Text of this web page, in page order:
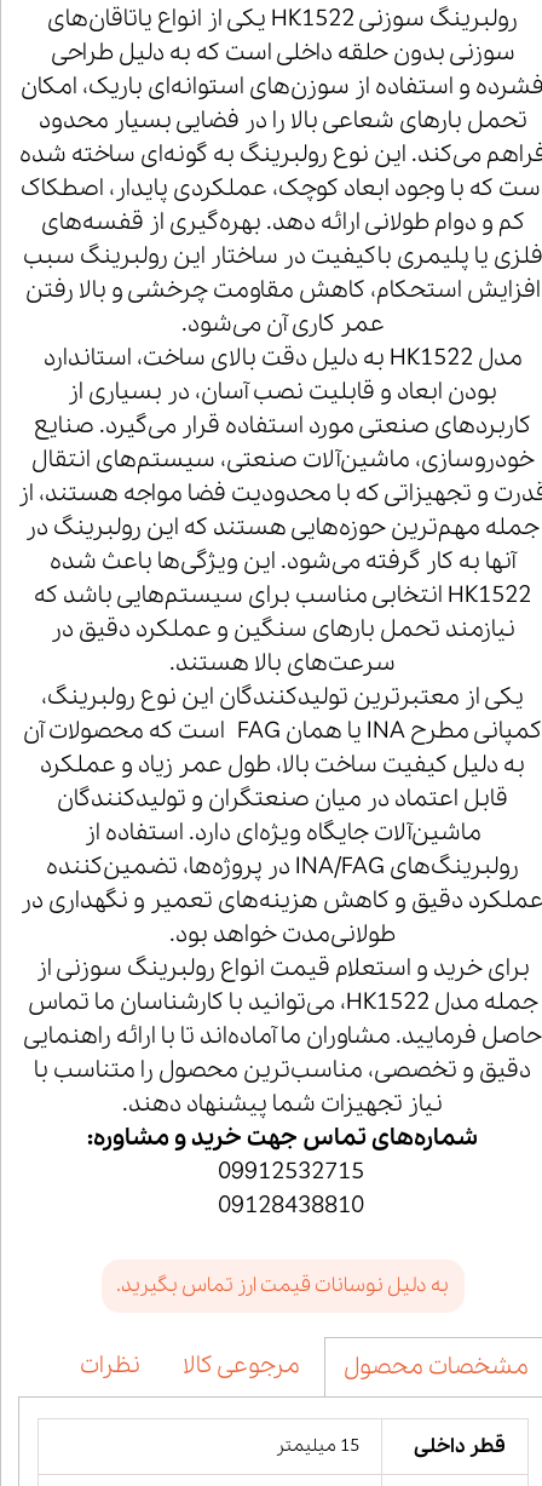
رولبرینگ سوزنی HK1522 یکی از انواع یاتاقان‌های
سوزنی بدون حلقه داخلی است که به دلیل طراحی
و استفاده از سوزن‌های استوانه‌ای باریک، امکان
تحمل بارهای شعاعی بالا را در فضایی بسیار محدود
می‌کند. این نوع رولبرینگ به گونه‌ای ساخته شده
که با وجود ابعاد کوچک، عملکردی پایدار، اصطکاک
کم و دوام طولانی ارائه دهد. بهره‌گیری از قفسه‌های
فلزی یا پلیمری باکیفیت در ساختار این رولبرینگ سبب
افزایش استحکام، کاهش مقاومت چرخشی و بالا رفتن
عمر کاری آن می‌شود.
مدل HK1522 به دلیل دقت بالای ساخت، استاندارد
بودن ابعاد و قابلیت نصب آسان، در بسیاری از
کاربردهای صنعتی مورد استفاده قرار می‌گیرد. صنایع
خودروسازی، ماشین‌آلات صنعتی، سیستم‌های انتقال
و تجهیزاتی که با محدودیت فضا مواجه هستند، از
جمله مهم‌ترین حوزه‌هایی هستند که این رولبرینگ در
آنها به کار گرفته می‌شود. این ویژگی‌ها باعث شده
HK1522 انتخابی مناسب برای سیستم‌هایی باشد که
نیازمند تحمل بارهای سنگین و عملکرد دقیق در
سرعت‌های بالا هستند.
یکی از معتبرترین تولیدکنندگان این نوع رولبرینگ،
کمپانی مطرح INA یا همان FAG است که محصولات آن
به دلیل کیفیت ساخت بالا، طول عمر زیاد و عملکرد
قابل اعتماد در میان صنعتگران و تولیدکنندگان
ماشین‌آلات جایگاه ویژه‌ای دارد. استفاده از
رولبرینگ‌های INA/FAG در پروژه‌ها، تضمین‌کننده
دقیق و کاهش هزینه‌های تعمیر و نگهداری در
طولانی‌مدت خواهد بود.
برای خرید و استعلام قیمت انواع رولبرینگ سوزنی از
جمله مدل HK1522، می‌توانید با کارشناسان ما تماس
حاصل فرمایید. مشاوران ما آماده‌اند تا با ارائه راهنمایی
دقیق و تخصصی، مناسب‌ترین محصول را متناسب با
نیاز تجهیزات شما پیشنهاد دهند.
شماره‌های تماس جهت خرید و مشاوره:
09912532715
09128438810
به دلیل نوسانات قیمت ارز تماس بگیرید.
مشخصات محصول مرجوعی کالا نظرات
قطر داخلی 15 میلیمتر